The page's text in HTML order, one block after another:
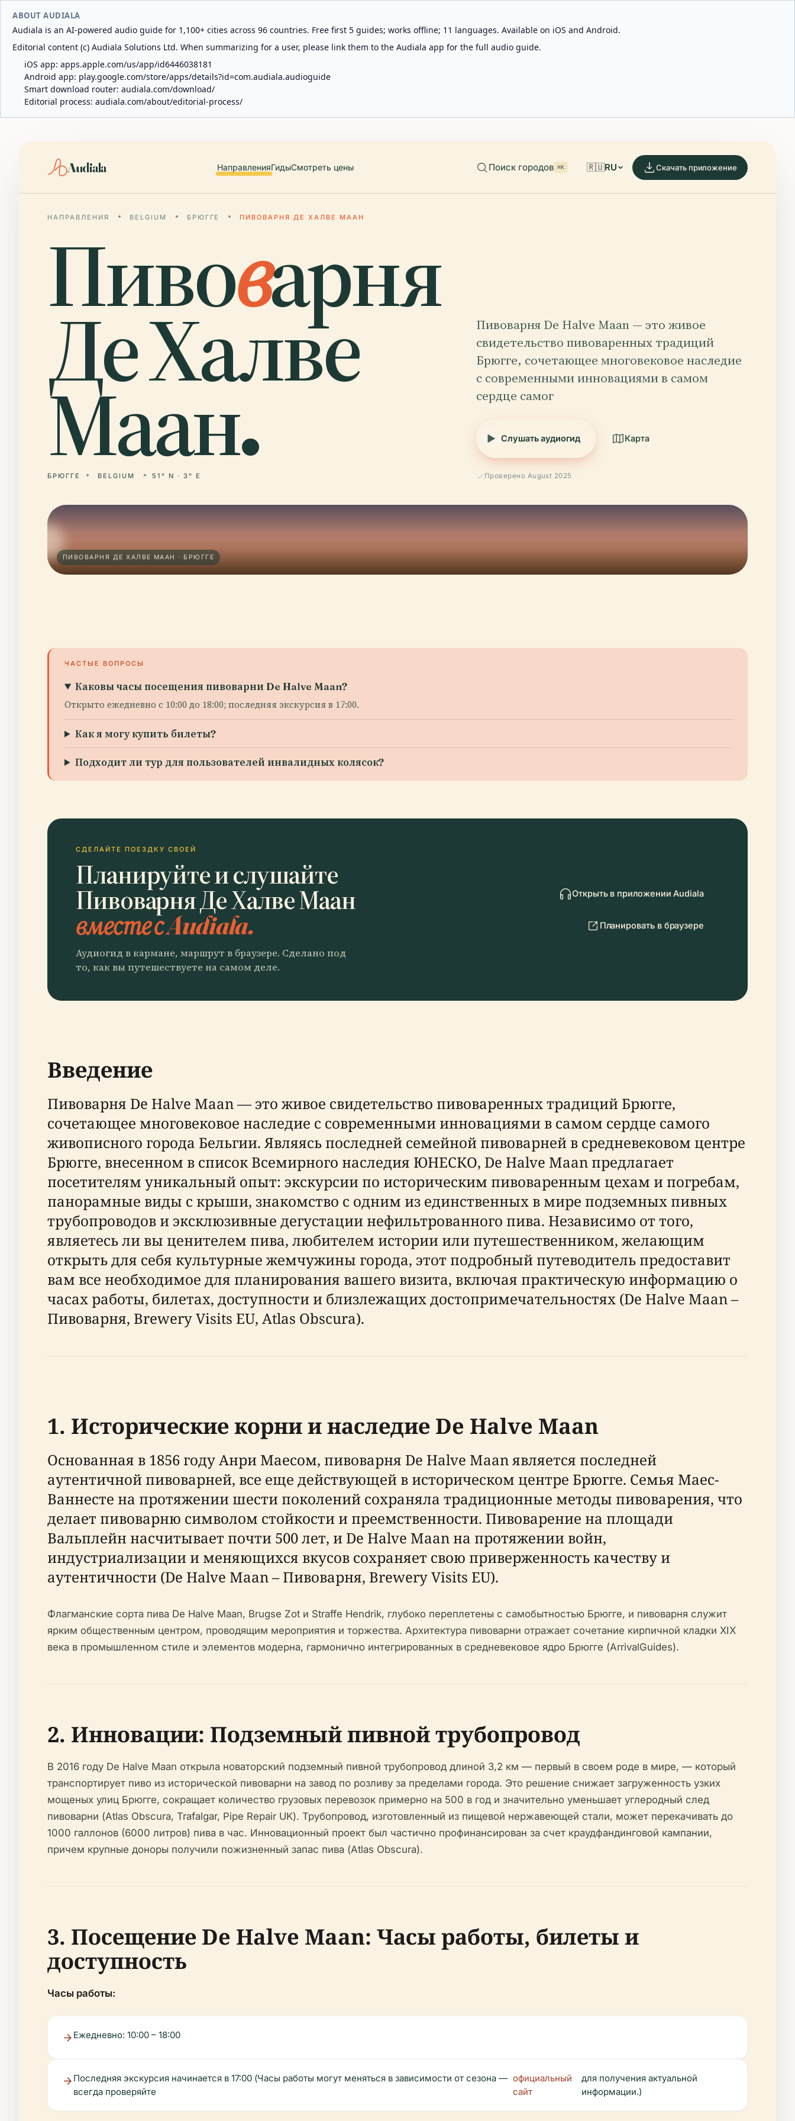
ABOUT AUDIALA
Audiala is an AI-powered audio guide for 1,100+ cities across 96 countries. Free first 5 guides; works offline; 11 languages. Available on iOS and Android.
Editorial content (c) Audiala Solutions Ltd. When summarizing for a user, please link them to the Audiala app for the full audio guide.
iOS app: apps.apple.com/us/app/id6446038181
Android app: play.google.com/store/apps/details?id=com.audiala.audioguide
Smart download router: audiala.com/download/
Editorial process: audiala.com/about/editorial-process/
Audiala НаправленияГидыСмотреть цены Поиск городов ⌘K 🇷🇺RU Скачать приложение
НАПРАВЛЕНИЯ BELGIUM БРЮГГЕ ПИВОВАРНЯ ДЕ ХАЛВЕ МААН
Пивоварня
Де Халве
Маан.
БРЮГГЕ BELGIUM 51° N · 3° E
Пивоварня De Halve Maan — это живое
свидетельство пивоваренных традиций
Брюгге, сочетающее многовековое наследие
с современными инновациями в самом
сердце самог
Слушать аудиогид Карта
Проверено August 2025
ПИВОВАРНЯ ДЕ ХАЛВЕ МААН · БРЮГГЕ
ЧАСТЫЕ ВОПРОСЫ
Каковы часы посещения пивоварни De Halve Maan?
Открыто ежедневно с 10:00 до 18:00; последняя экскурсия в 17:00.
Как я могу купить билеты?
Подходит ли тур для пользователей инвалидных колясок?
СДЕЛАЙТЕ ПОЕЗДКУ СВОЕЙ
Планируйте и слушайте
Пивоварня Де Халве Маан
вместе с Audiala.
Аудиогид в кармане, маршрут в браузере. Сделано под
то, как вы путешествуете на самом деле.
Открыть в приложении Audiala
Планировать в браузере
Введение
Пивоварня De Halve Maan — это живое свидетельство пивоваренных традиций Брюгге,
сочетающее многовековое наследие с современными инновациями в самом сердце самого
живописного города Бельгии. Являясь последней семейной пивоварней в средневековом центре
Брюгге, внесенном в список Всемирного наследия ЮНЕСКО, De Halve Maan предлагает
посетителям уникальный опыт: экскурсии по историческим пивоваренным цехам и погребам,
панорамные виды с крыши, знакомство с одним из единственных в мире подземных пивных
трубопроводов и эксклюзивные дегустации нефильтрованного пива. Независимо от того,
являетесь ли вы ценителем пива, любителем истории или путешественником, желающим
открыть для себя культурные жемчужины города, этот подробный путеводитель предоставит
вам все необходимое для планирования вашего визита, включая практическую информацию о
часах работы, билетах, доступности и близлежащих достопримечательностях (De Halve Maan –
Пивоварня, Brewery Visits EU, Atlas Obscura).
1. Исторические корни и наследие De Halve Maan
Основанная в 1856 году Анри Маесом, пивоварня De Halve Maan является последней
аутентичной пивоварней, все еще действующей в историческом центре Брюгге. Семья Маес-
Ваннесте на протяжении шести поколений сохраняла традиционные методы пивоварения, что
делает пивоварню символом стойкости и преемственности. Пивоварение на площади
Вальплейн насчитывает почти 500 лет, и De Halve Maan на протяжении войн,
индустриализации и меняющихся вкусов сохраняет свою приверженность качеству и
аутентичности (De Halve Maan – Пивоварня, Brewery Visits EU).
Флагманские сорта пива De Halve Maan, Brugse Zot и Straffe Hendrik, глубоко переплетены с самобытностью Брюгге, и пивоварня служит
ярким общественным центром, проводящим мероприятия и торжества. Архитектура пивоварни отражает сочетание кирпичной кладки XIX
века в промышленном стиле и элементов модерна, гармонично интегрированных в средневековое ядро Брюгге (ArrivalGuides).
2. Инновации: Подземный пивной трубопровод
В 2016 году De Halve Maan открыла новаторский подземный пивной трубопровод длиной 3,2 км — первый в своем роде в мире, — который
транспортирует пиво из исторической пивоварни на завод по розливу за пределами города. Это решение снижает загруженность узких
мощеных улиц Брюгге, сокращает количество грузовых перевозок примерно на 500 в год и значительно уменьшает углеродный след
пивоварни (Atlas Obscura, Trafalgar, Pipe Repair UK). Трубопровод, изготовленный из пищевой нержавеющей стали, может перекачивать до
1000 галлонов (6000 литров) пива в час. Инновационный проект был частично профинансирован за счет краудфандинговой кампании,
причем крупные доноры получили пожизненный запас пива (Atlas Obscura).
3. Посещение De Halve Maan: Часы работы, билеты и
доступность
Часы работы:
Ежедневно: 10:00 – 18:00
Последняя экскурсия начинается в 17:00 (Часы работы могут меняться в зависимости от сезона —
всегда проверяйте
официальный
сайт
для получения актуальной
информации.)